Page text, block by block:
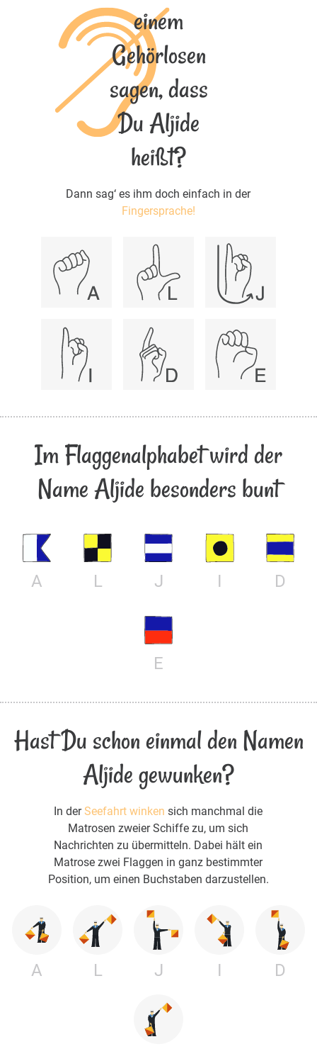
einem
Gehörlosen
sagen, dass
Du Aljide
heißt?
Dann sag‘ es ihm doch einfach in der
Fingersprache!
Im Flaggenalphabet wird der
Name Aljide besonders bunt
A L J I D
E
Hast Du schon einmal den Namen
Aljide gewunken?
In derSeefahrt winken sich manchmal die
Matrosen zweier Schiffe zu, um sich
Nachrichten zu übermitteln. Dabei hält ein
Matrose zwei Flaggen in ganz bestimmter
Position, um einen Buchstaben darzustellen.
A L J I D